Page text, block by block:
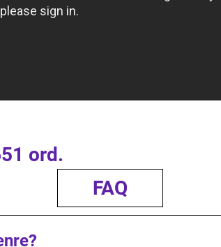
ord.
FAQ